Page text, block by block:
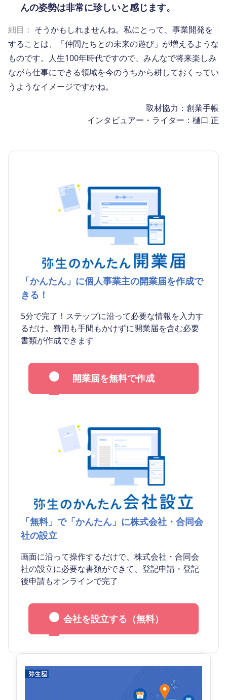
んの姿勢は非常に珍しいと感じます。
細目： そうかもしれませんね。私にとって、事業開発を
することは、「仲間たちとの未来の遊び」が増えるような
ものです。人生100年時代ですので、みんなで将来楽しみ
ながら仕事にできる領域を今のうちから耕しておくってい
うようなイメージですかね。
取材協力：創業手帳
インタビュアー・ライター：樋口 正
「かんたん」に個人事業主の開業届を作成で
きる！
5分で完了！ステップに沿って必要な情報を入力す
るだけ。費用も手間もかけずに開業届を含む必要
書類が作成できます
開業届を無料で作成
「無料」で「かんたん」に株式会社・合同会
社の設立
画面に沿って操作するだけで、株式会社・合同会
社の設立に必要な書類ができて、登記申請・登記
後申請もオンラインで完了
会社を設立する（無料）